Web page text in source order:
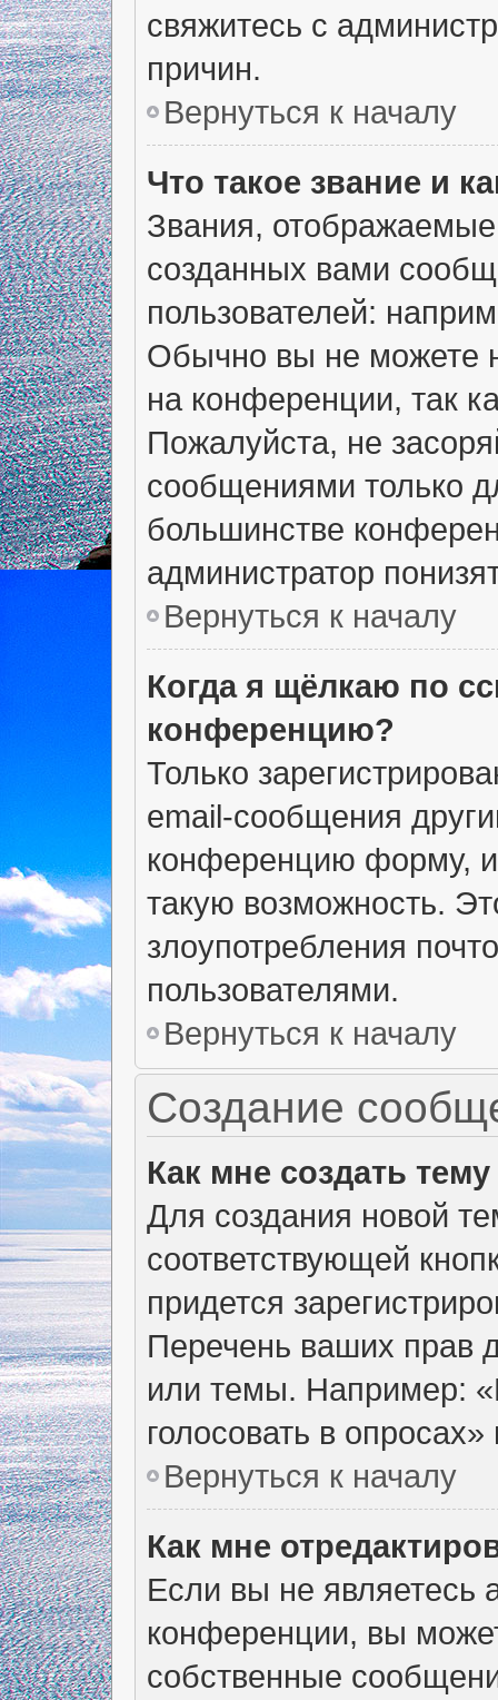
свяжитесь с
причин.
Вернуться к началу
Что такое звание и
Звания,
созданных вами
пользователей:
Обычно вы не можете
на конференции, так
Пожалуйста, не
сообщениями только
большинстве
администратор
Вернуться к началу
Когда я щёлкаю по
конференцию?
Только
email-сообщения
конференцию форму, и
такую возможность.
злоупотребления
пользователями.
Вернуться к началу
Создание
Как мне создать
Для создания новой
соответствующей
придется
Перечень ваших прав
или темы. Например:
голосовать в опросах»
Вернуться к началу
Как мне
Если вы не являетесь
конференции, вы
собственные